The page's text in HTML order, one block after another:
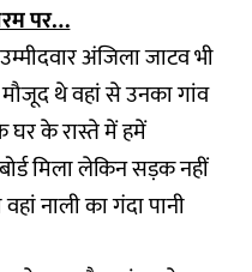
पर…
अंजिला जाटव भी
थे वहां से उनका गांव
घर के रास्ते में हमें
बोर्ड मिला लेकिन सड़क नहीं
नाली का गंदा पानी